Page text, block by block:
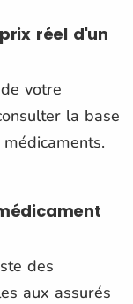
réel d'un
votre
la base
des
aux assurés